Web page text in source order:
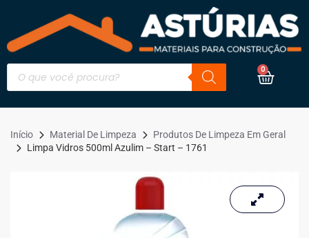
0
Início Material De Limpeza
Produtos De Limpeza Em Geral
Limpa Vidros 500ml Azulim – Start – 1761